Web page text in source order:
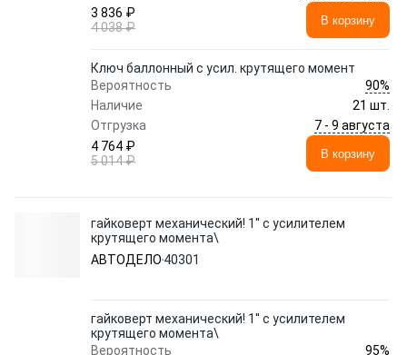
3 836 ₽
4 038 ₽
В корзину
Ключ баллонный с усил. крутящего момент
Вероятность
90%
Наличие
21 шт.
Отгрузка
7 - 9 августа
4 764 ₽
5 014 ₽
В корзину
гайковерт механический! 1'' с усилителем
крутящего момента\
АВТОДЕЛО 40301
гайковерт механический! 1'' с усилителем
крутящего момента\
Вероятность
95%